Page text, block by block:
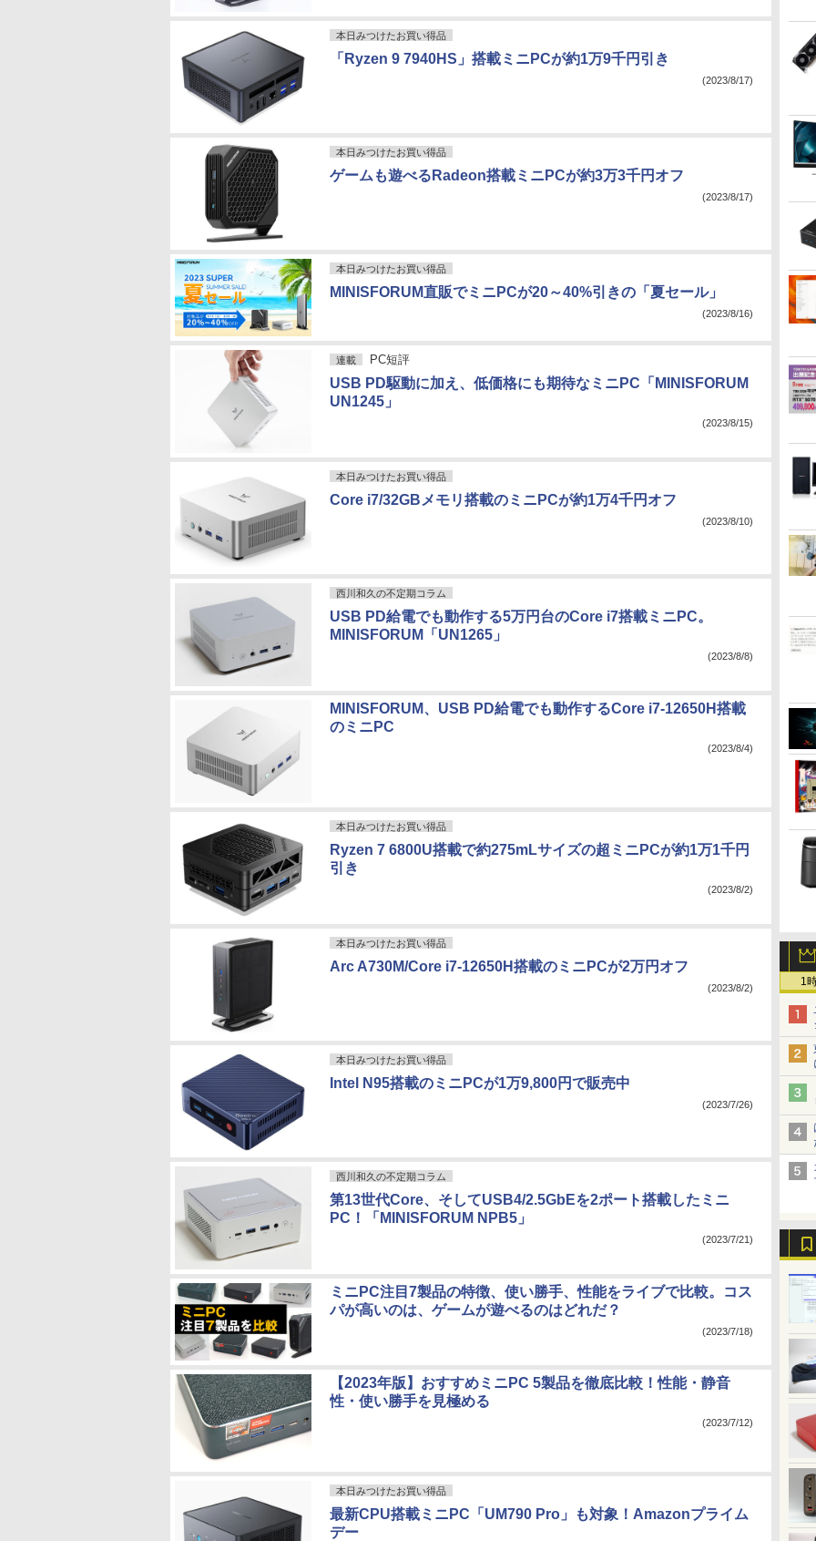
1
本日みつけたお買い得品
「Ryzen 9 7940HS」搭載ミニPCが約1万9千円引き
(2023/8/17)
本日みつけたお買い得品
ゲームも遊べるRadeon搭載ミニPCが約3万3千円オフ
(2023/8/17)
本日みつけたお買い得品
MINISFORUM直販でミニPCが20～40%引きの「夏セール」
(2023/8/16)
連載 PC短評
USB PD駆動に加え、低価格にも期待なミニPC「MINISFORUM
UN1245」
(2023/8/15)
本日みつけたお買い得品
Core i7/32GBメモリ搭載のミニPCが約1万4千円オフ
(2023/8/10)
西川和久の不定期コラム
USB PD給電でも動作する5万円台のCore i7搭載ミニPC。
MINISFORUM「UN1265」
(2023/8/8)
MINISFORUM、USB PD給電でも動作するCore i7-12650H搭載
のミニPC
(2023/8/4)
本日みつけたお買い得品
Ryzen 7 6800U搭載で約275mLサイズの超ミニPCが約1万1千円
引き
(2023/8/2)
本日みつけたお買い得品
Arc A730M/Core i7-12650H搭載のミニPCが2万円オフ
(2023/8/2)
本日みつけたお買い得品
Intel N95搭載のミニPCが1万9,800円で販売中
(2023/7/26)
西川和久の不定期コラム
第13世代Core、そしてUSB4/2.5GbEを2ポート搭載したミニ
PC！「MINISFORUM NPB5」
(2023/7/21)
ミニPC注目7製品の特徴、使い勝手、性能をライブで比較。コス
パが高いのは、ゲームが遊べるのはどれだ？
(2023/7/18)
【2023年版】おすすめミニPC 5製品を徹底比較！性能・静音
性・使い勝手を見極める
(2023/7/12)
本日みつけたお買い得品
最新CPU搭載ミニPC「UM790 Pro」も対象！Amazonプライム
デー